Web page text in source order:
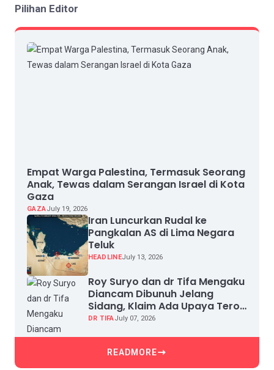
Pilihan Editor
Empat Warga Palestina, Termasuk Seorang
Anak, Tewas dalam Serangan Israel di Kota
Gaza
GAZAJuly 19, 2026
Iran Luncurkan Rudal ke
Pangkalan AS di Lima Negara
Teluk
HEADLINEJuly 13, 2026
Roy Suryo dan dr Tifa Mengaku
Diancam Dibunuh Jelang
Sidang, Klaim Ada Upaya Teror
dan Intimidasi
DR TIFAJuly 07, 2026
READMORE